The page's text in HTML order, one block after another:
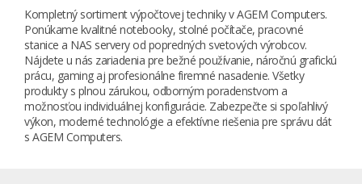
Kompletný sortiment výpočtovej techniky v AGEM Computers.
Ponúkame kvalitné notebooky, stolné počítače, pracovné
stanice a NAS servery od popredných svetových výrobcov.
Nájdete u nás zariadenia pre bežné používanie, náročnú grafickú
prácu, gaming aj profesionálne firemné nasadenie. Všetky
produkty s plnou zárukou, odborným poradenstvom a
možnosťou individuálnej konfigurácie. Zabezpečte si spoľahlivý
výkon, moderné technológie a efektívne riešenia pre správu dát
s AGEM Computers.